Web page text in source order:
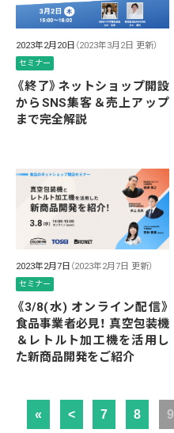
2023年2月20日 （2023年3月2日 更新）
セミナー
《終了》ネットショップ開設
からSNS集客＆売上アップ
まで完全解説
2023年2月7日 （2023年2月7日 更新）
セミナー
《3/8(水) オンライン配信》
食品事業者必見！ 真空包装機
＆レトルト加工機を活用し
た新商品開発をご紹介
« < 7 8 9